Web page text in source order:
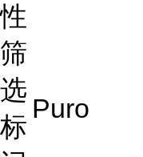
性
筛
选
标
Puro